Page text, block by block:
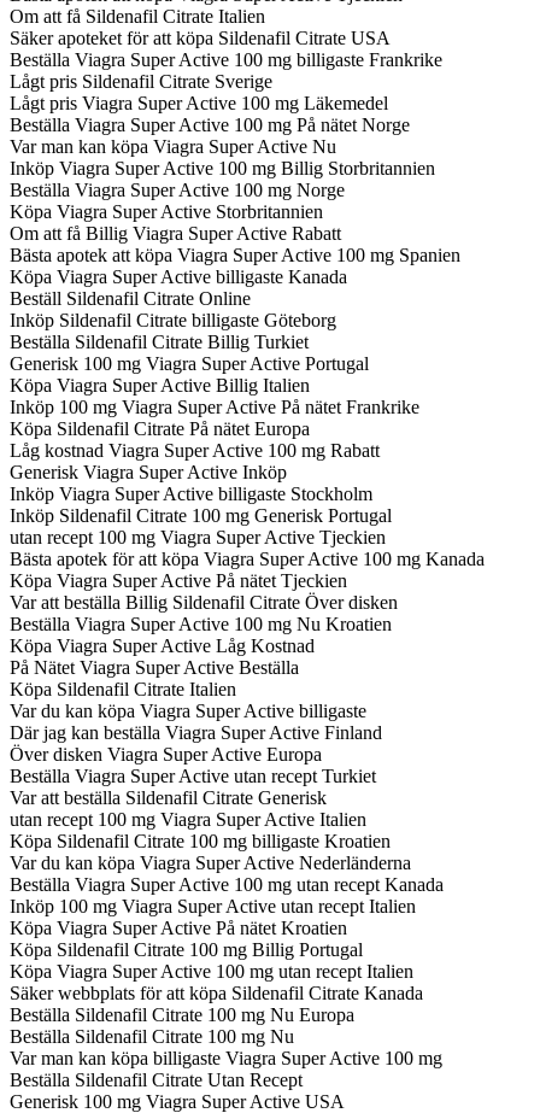
Om att få Sildenafil Citrate Italien
Säker apoteket för att köpa Sildenafil Citrate USA
Beställa Viagra Super Active 100 mg billigaste Frankrike
Lågt pris Sildenafil Citrate Sverige
Lågt pris Viagra Super Active 100 mg Läkemedel
Beställa Viagra Super Active 100 mg På nätet Norge
Var man kan köpa Viagra Super Active Nu
Inköp Viagra Super Active 100 mg Billig Storbritannien
Beställa Viagra Super Active 100 mg Norge
Köpa Viagra Super Active Storbritannien
Om att få Billig Viagra Super Active Rabatt
Bästa apotek att köpa Viagra Super Active 100 mg Spanien
Köpa Viagra Super Active billigaste Kanada
Beställ Sildenafil Citrate Online
Inköp Sildenafil Citrate billigaste Göteborg
Beställa Sildenafil Citrate Billig Turkiet
Generisk 100 mg Viagra Super Active Portugal
Köpa Viagra Super Active Billig Italien
Inköp 100 mg Viagra Super Active På nätet Frankrike
Köpa Sildenafil Citrate På nätet Europa
Låg kostnad Viagra Super Active 100 mg Rabatt
Generisk Viagra Super Active Inköp
Inköp Viagra Super Active billigaste Stockholm
Inköp Sildenafil Citrate 100 mg Generisk Portugal
utan recept 100 mg Viagra Super Active Tjeckien
Bästa apotek för att köpa Viagra Super Active 100 mg Kanada
Köpa Viagra Super Active På nätet Tjeckien
Var att beställa Billig Sildenafil Citrate Över disken
Beställa Viagra Super Active 100 mg Nu Kroatien
Köpa Viagra Super Active Låg Kostnad
På Nätet Viagra Super Active Beställa
Köpa Sildenafil Citrate Italien
Var du kan köpa Viagra Super Active billigaste
Där jag kan beställa Viagra Super Active Finland
Över disken Viagra Super Active Europa
Beställa Viagra Super Active utan recept Turkiet
Var att beställa Sildenafil Citrate Generisk
utan recept 100 mg Viagra Super Active Italien
Köpa Sildenafil Citrate 100 mg billigaste Kroatien
Var du kan köpa Viagra Super Active Nederländerna
Beställa Viagra Super Active 100 mg utan recept Kanada
Inköp 100 mg Viagra Super Active utan recept Italien
Köpa Viagra Super Active På nätet Kroatien
Köpa Sildenafil Citrate 100 mg Billig Portugal
Köpa Viagra Super Active 100 mg utan recept Italien
Säker webbplats för att köpa Sildenafil Citrate Kanada
Beställa Sildenafil Citrate 100 mg Nu Europa
Beställa Sildenafil Citrate 100 mg Nu
Var man kan köpa billigaste Viagra Super Active 100 mg
Beställa Sildenafil Citrate Utan Recept
Generisk 100 mg Viagra Super Active USA